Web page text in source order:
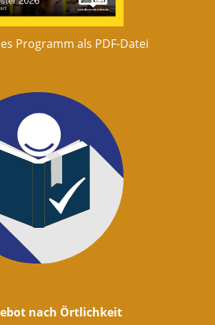
Programm als PDF-Datei
nach Örtlichkeit